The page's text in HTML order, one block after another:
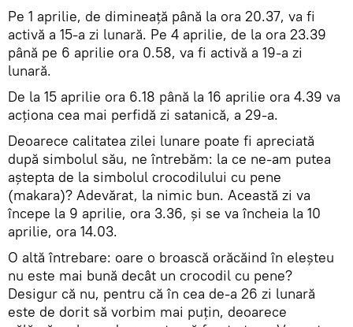
Pe 1 aprilie, de dimineață până la ora 20.37, va fi
activă a 15-a zi lunară. Pe 4 aprilie, de la ora 23.39
până pe 6 aprilie ora 0.58, va fi activă a 19-a zi
lunară.
De la 15 aprilie ora 6.18 până la 16 aprilie ora 4.39 va
acționa cea mai perfidă zi satanică, a 29-a.
Deoarece calitatea zilei lunare poate fi apreciată
după simbolul său, ne întrebăm: la ce ne-am putea
aștepta de la simbolul crocodilului cu pene
(makara)? Adevărat, la nimic bun. Această zi va
începe la 9 aprilie, ora 3.36, și se va încheia la 10
aprilie, ora 14.03.
O altă întrebare: oare o broască orăcăind în eleșteu
nu este mai bună decât un crocodil cu pene?
Desigur că nu, pentru că în cea de-a 26 zi lunară
este de dorit să vorbim mai puțin, deoarece